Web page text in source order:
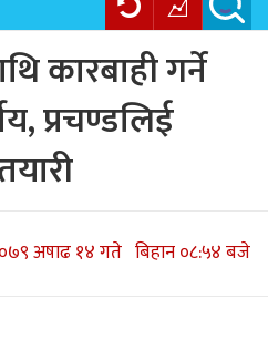
कारबाही गर्ने
प्रचण्डलिई
अषाढ १४ गते बिहान ०८:५४ बजे